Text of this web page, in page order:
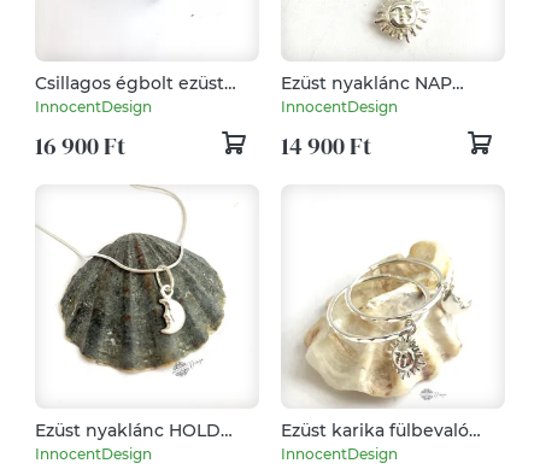
Csillagos égbolt ezüst
gyűrű 58-as
InnocentDesign
16 900 Ft
Ezüst nyaklánc NAP
medállal
InnocentDesign
14 900 Ft
Ezüst nyaklánc HOLD
medállal
InnocentDesign
Ezüst karika fülbevaló
Nap-Hold amulettekkel
InnocentDesign